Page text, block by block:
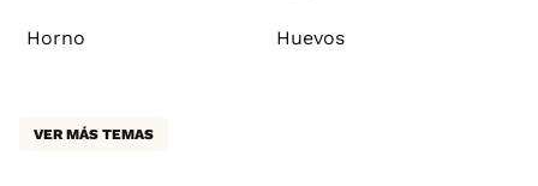
Horno Huevos
VER MÁS TEMAS